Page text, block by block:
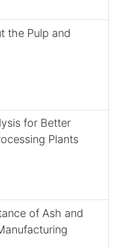
the Pulp and
for Better
Plants
of Ash and